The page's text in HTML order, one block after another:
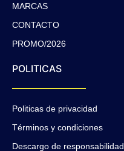
MARCAS
CONTACTO
PROMO/2026
POLITICAS
Politicas de privacidad
Términos y condiciones
Descargo de responsabilidad